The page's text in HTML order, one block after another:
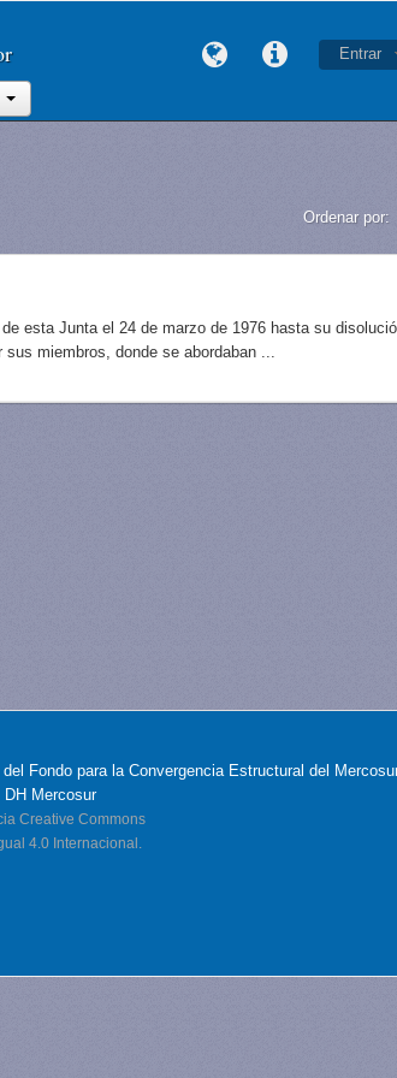
Entrar
Ordenar por:
esta Junta el 24 de marzo de 1976 hasta su
miembros, donde se abordaban ...
Fondo para la Convergencia Estructural del
Mercosur
Creative Commons
4.0 Internacional.